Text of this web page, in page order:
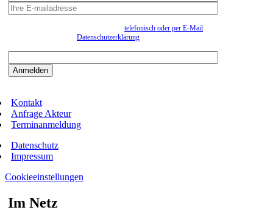
telefonisch oder per E-Mail
Datenschutzerklärung
Kontakt
Anfrage Akteur
Terminanmeldung
Datenschutz
Impressum
Cookieeinstellungen
Im Netz